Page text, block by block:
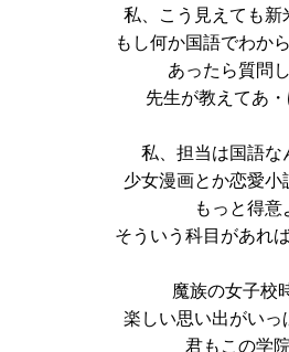
私、こう見えても新
もし何か国語でわか
あったら質問
先生が教えてあ
私、担当は国語な
少女漫画とか恋愛小
もっと得意
そういう科目があれ
魔族の女子校
楽しい思い出がいっ
君もこの学